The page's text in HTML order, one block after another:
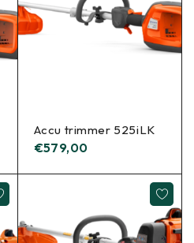
Accu trimmer 525iLK
€579,00